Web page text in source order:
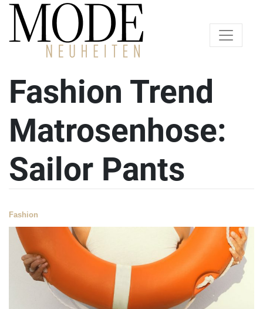
Fashion Trend
Matrosenhose:
Sailor Pants
Fashion